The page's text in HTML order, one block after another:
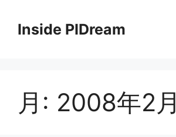
Inside PIDream
月: 2008年2月